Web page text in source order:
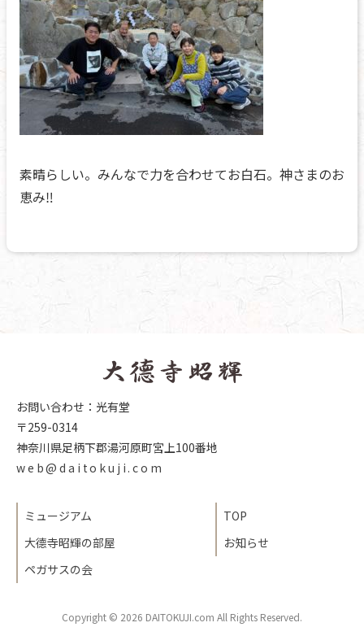
素晴らしい。みんなで力を合わせてお白石。神さまのお
恵み‼️
お問い合わせ：光有堂
〒259-0314
神奈川県足柄下郡湯河原町宮上100番地
web@daitokuji.com
ミュージアム
大德寺昭輝の部屋
ペガサスの会
TOP
お知らせ
Copyright © 2026 DAITOKUJI.com All Rights Reserved.